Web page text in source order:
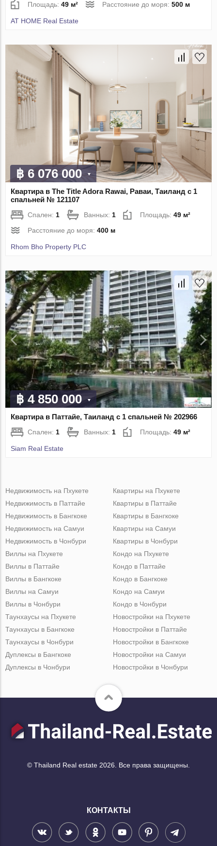
Площадь:49 м² Расстояние до моря:500 м
AT HOME Real Estate
฿ 6 076 000
Квартира в The Title Adora Rawai, Раваи, Таиланд с 1
спальней № 121107
Спален: 1 Ванных: 1 Площадь:49 м²
Расстояние до моря:400 м
Rhom Bho Property PLC
฿ 4 850 000
Квартира в Паттайе, Таиланд с 1 спальней № 202966
Спален:1 Ванных:1 Площадь:49 м²
Siam Real Estate
Недвижимость на Пхукете
Недвижимость в Паттайе
Недвижимость в Бангкоке
Недвижимость на Самуи
Недвижимость в Чонбури
Квартиры на Пхукете
Квартиры в Паттайе
Квартиры в Бангкоке
Квартиры на Самуи
Квартиры в Чонбури
Виллы на Пхукете
Виллы в Паттайе
Виллы в Бангкоке
Виллы на Самуи
Виллы в Чонбури
Кондо на Пхукете
Кондо в Паттайе
Кондо в Бангкоке
Кондо на Самуи
Кондо в Чонбури
Таунхаусы на Пхукете
Таунхаусы в Бангкоке
Таунхаусы в Чонбури
Дуплексы в Бангкоке
Дуплексы в Чонбури
Новостройки на Пхукете
Новостройки в Паттайе
Новостройки в Бангкоке
Новостройки на Самуи
Новостройки в Чонбури
© Thailand Real estate 2026. Все права защищены.
КОНТАКТЫ